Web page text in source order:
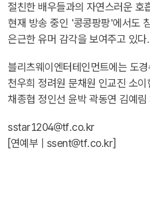
절친한 배우들과의 자연스러운 호
현재 방송 중인 '콩콩팡팡'에서도
은근한 유머 감각을 보여주고 있다.
블리츠웨이엔터테인먼트에는 도
천우희 정려원 문채원 인교진 소
채종협 정인선 윤박 곽동연 김예
sstar1204@tf.co.kr
[연예부 | ssent@tf.co.kr]